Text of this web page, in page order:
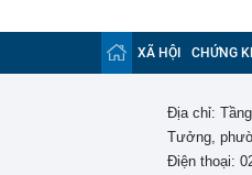
XÃ HỘI CHỨNG
Địa chỉ:
Tưởng,
Điện thoại: